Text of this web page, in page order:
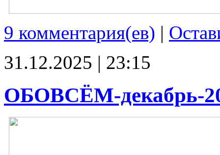
9 комментария(ев) |
31.12.2025 | 23:15
ОБОВСЁМ-декабрь-